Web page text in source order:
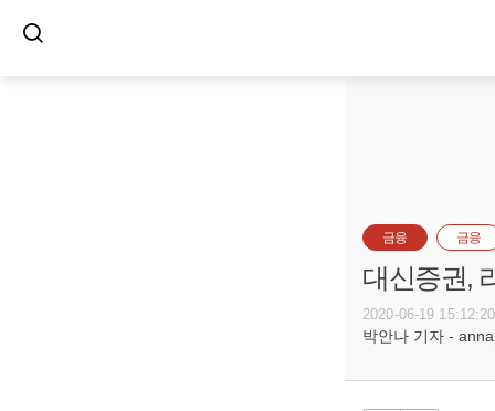
금융 금융
대신증권,
2020-06-19 15:12:20
박안나 기자 -